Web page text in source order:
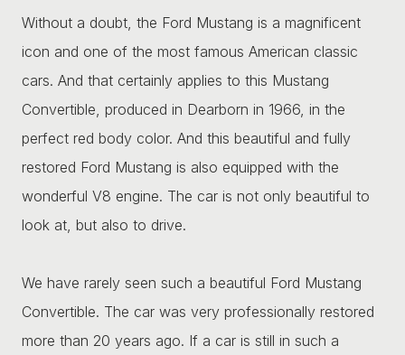
Without a doubt, the Ford Mustang is a magnificent
icon and one of the most famous American classic
cars. And that certainly applies to this Mustang
Convertible, produced in Dearborn in 1966, in the
perfect red body color. And this beautiful and fully
restored Ford Mustang is also equipped with the
wonderful V8 engine. The car is not only beautiful to
look at, but also to drive.
We have rarely seen such a beautiful Ford Mustang
Convertible. The car was very professionally restored
more than 20 years ago. If a car is still in such a